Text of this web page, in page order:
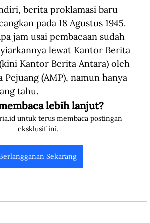
berita proklamasi baru
pada 18 Agustus 1945.
jam usai pembacaan sudah
lewat Kantor Berita
Kantor Berita Antara) oleh
Pejuang (AMP), namun hanya
tahu.
lebih lanjut?
untuk terus membaca postingan
eksklusif ini.
Sekarang